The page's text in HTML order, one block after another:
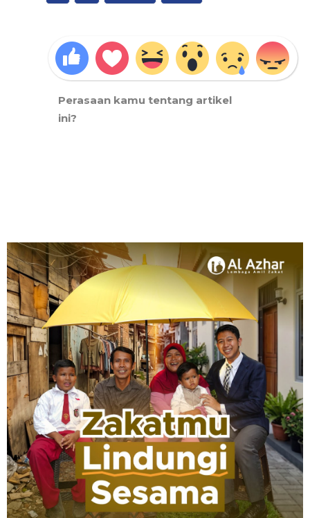
Perasaan kamu tentang artikel
ini?